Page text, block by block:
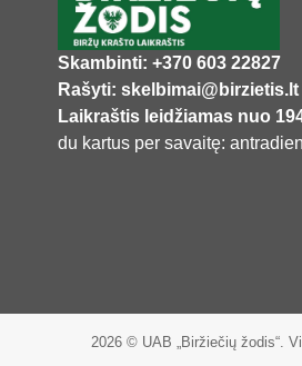
Skambinti: +370 603 22827
Rašyti: skelbimai@birzietis.lt
Laikraštis leidžiamas nuo
du kartus per savaitę:
2026 © UAB „Biržiečių žodis“.